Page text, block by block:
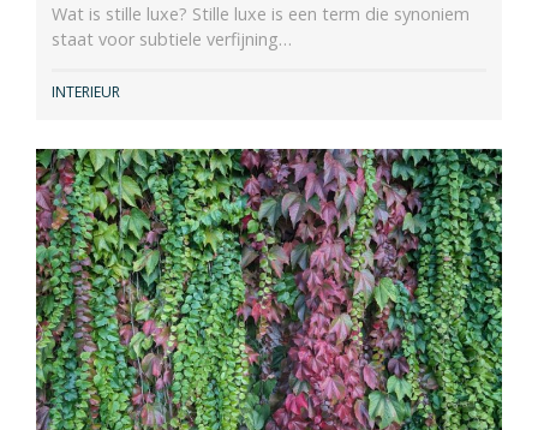
Wat is stille luxe? Stille luxe is een term die synoniem
staat voor subtiele verfijning…
INTERIEUR